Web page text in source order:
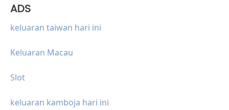
ADS
keluaran taiwan hari ini
Keluaran Macau
Slot
keluaran kamboja hari ini